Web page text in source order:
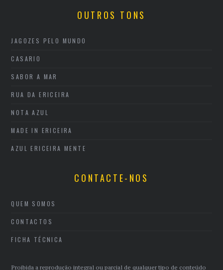
OUTROS TONS
JAGOZES PELO MUNDO
CASARIO
SABOR A MAR
RUA DA ERICEIRA
NOTA AZUL
MADE IN ERICEIRA
AZUL ERICEIRA MENTE
CONTACTE-NOS
QUEM SOMOS
CONTACTOS
FICHA TÉCNICA
Proibida a reprodução integral ou parcial de qualquer tipo de conteúdo